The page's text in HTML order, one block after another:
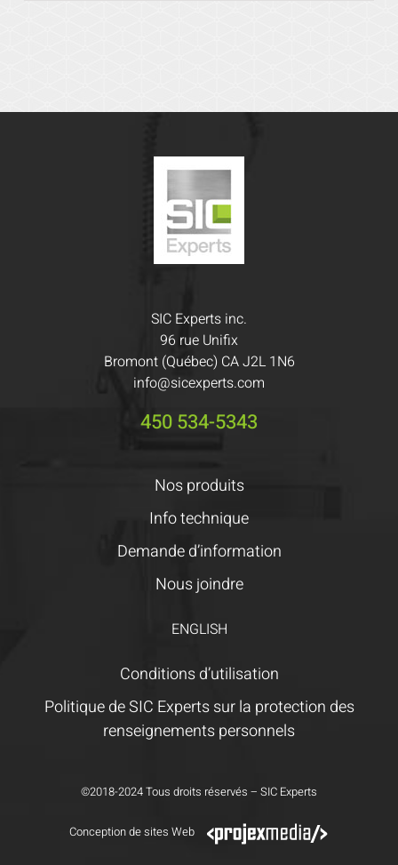
SIC Experts inc.
96 rue Unifix
Bromont (Québec) CA J2L 1N6
info@sicexperts.com
450 534-5343
Nos produits
Info technique
Demande d’information
Nous joindre
ENGLISH
Conditions d’utilisation
Politique de SIC Experts sur la protection des
renseignements personnels
©2018-2024 Tous droits réservés – SIC Experts
Conception de sites Web